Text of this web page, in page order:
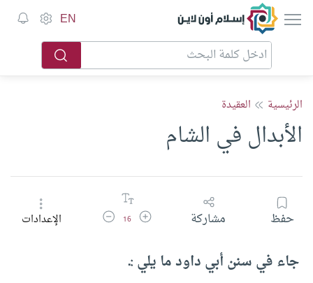
إسلام أون لاين EN
الرئيسية العقيدة
الأبدال في الشام
حفظ مشاركة زيادة حجم الخط
16 تقليل حجم الخطالإعدادات
جاء في سنن أبي داود ما يلي :ـ